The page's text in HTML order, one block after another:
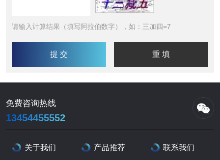
请输入计算结果（填写阿拉伯数字），如：三加四=7
免费咨询热线
13454455552
关于我们 产品推荐 联系我们